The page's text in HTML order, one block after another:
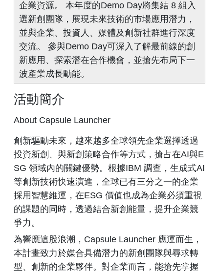
企業資源。 本年度的Demo Day將集結 8 組入
選新創團隊，展現未來技術的市場應用潛力，
並與企業、投資人、媒體及創新社群進行深度
交流。 參與Demo Day可深入了解最前線的創
新應用、探索潛在合作機會，並搶先布局下一
波產業成長動能。
活動簡介
About Capsule Launcher
創新驅動未來，越來越多全球領先企業選擇透過
投資新創、與新創策略合作等方式，搶占在AI與E
SG 領域內的關鍵優勢​。根據IBM 調查，生成式AI
等創新技術快速演進，全球已有三分之一的企業
採用智慧維運，在ESG 價值也成為企業必須重視
的課題的同時，透過結合新創能量，提升企業競
爭力。
為響應這股浪潮，Capsule Launcher 應運而生，
本計畫致力於媒合具備潛力的新創團隊與尋求轉
型、創新的企業夥伴。對企業而言，能搶先掌握